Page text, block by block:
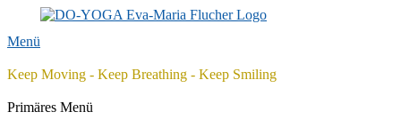
Menü
Keep Moving - Keep Breathing - Keep Smiling
Facebook
Twitter
E-
LinkedIn
YouTube
Instagram
Primäres Menü